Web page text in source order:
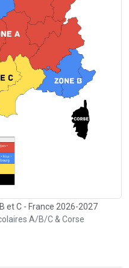
et C - France 2026-2027
A/B/C & Corse